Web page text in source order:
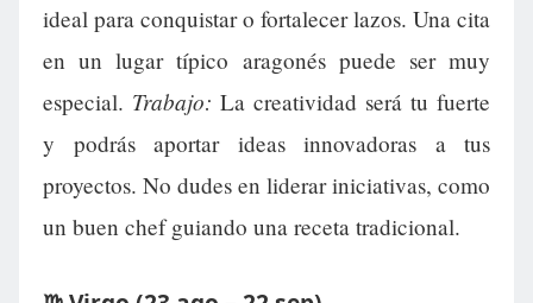
ideal para conquistar o fortalecer lazos. Una cita
en un lugar típico aragonés puede ser muy
especial. Trabajo: La creatividad será tu fuerte
y podrás aportar ideas innovadoras a tus
proyectos. No dudes en liderar iniciativas, como
un buen chef guiando una receta tradicional.